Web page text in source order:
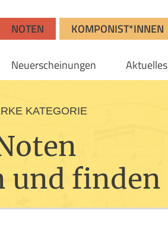
NOTEN KOMPONIST*INNEN
Neuerscheinungen Aktuelles
KATEGORIE
und finden